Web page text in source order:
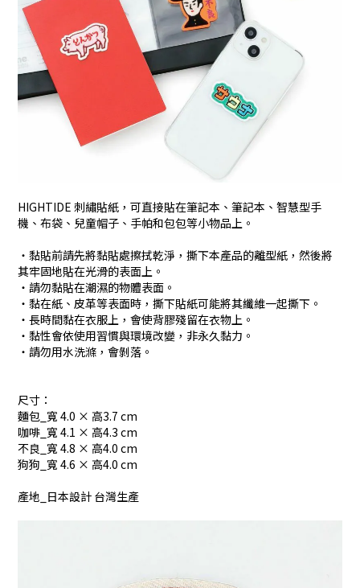
HIGHTIDE 刺繡貼紙，可直接貼在筆記本、筆記本、智慧型手
機、布袋、兒童帽子、手帕和包包等小物品上。
・黏貼前請先將黏貼處擦拭乾淨，撕下本產品的離型紙，然後將
其牢固地貼在光滑的表面上。
・請勿黏貼在潮濕的物體表面。
・黏在紙、皮革等表面時，撕下貼紙可能將其纖維一起撕下。
・長時間黏在衣服上，會使背膠殘留在衣物上。
・黏性會依使用習慣與環境改變，非永久黏力。
・請勿用水洗滌，會剝落。
尺寸：
麵包_寬 4.0 × 高3.7 cm
咖啡_寬 4.1 × 高4.3 cm
不良_寬 4.8 × 高4.0 cm
狗狗_寬 4.6 × 高4.0 cm
產地_日本設計 台灣生產